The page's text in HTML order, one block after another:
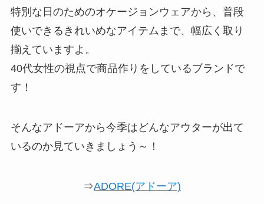
特別な日のためのオケージョンウェアから、普段
使いできるきれいめなアイテムまで、幅広く取り
揃えていますよ。
40代女性の視点で商品作りをしているブランドで
す！
そんなアドーアから今季はどんなアウターが出て
いるのか見ていきましょう～！
⇒ADORE(アドーア)